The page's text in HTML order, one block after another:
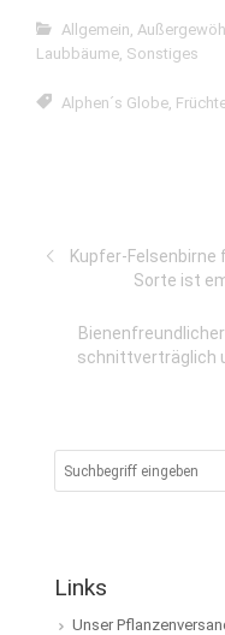
Allgemein,
Laubbäume, Sonstiges
Alphen´s Globe,
Kupfer-
Sorte ist
schnittverträglich
Links
Unser